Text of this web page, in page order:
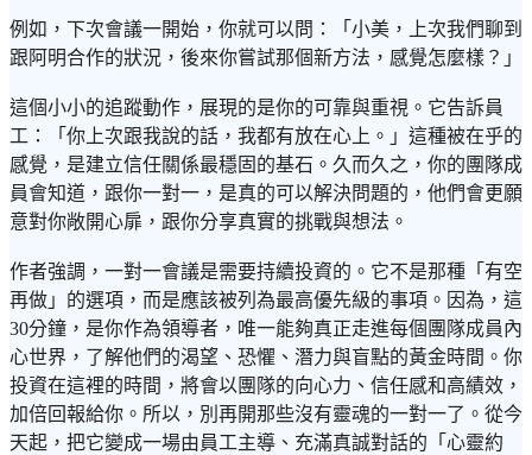
例如，下次會議一開始，你就可以問：「小美，上次我們聊到
跟阿明合作的狀況，後來你嘗試那個新方法，感覺怎麼樣？」
這個小小的追蹤動作，展現的是你的可靠與重視。它告訴員
工：「你上次跟我說的話，我都有放在心上。」這種被在乎的
感覺，是建立信任關係最穩固的基石。久而久之，你的團隊成
員會知道，跟你一對一，是真的可以解決問題的，他們會更願
意對你敞開心扉，跟你分享真實的挑戰與想法。
作者強調，一對一會議是需要持續投資的。它不是那種「有空
再做」的選項，而是應該被列為最高優先級的事項。因為，這
30分鐘，是你作為領導者，唯一能夠真正走進每個團隊成員內
心世界，了解他們的渴望、恐懼、潛力與盲點的黃金時間。你
投資在這裡的時間，將會以團隊的向心力、信任感和高績效，
加倍回報給你。所以，別再開那些沒有靈魂的一對一了。從今
天起，把它變成一場由員工主導、充滿真誠對話的「心靈約